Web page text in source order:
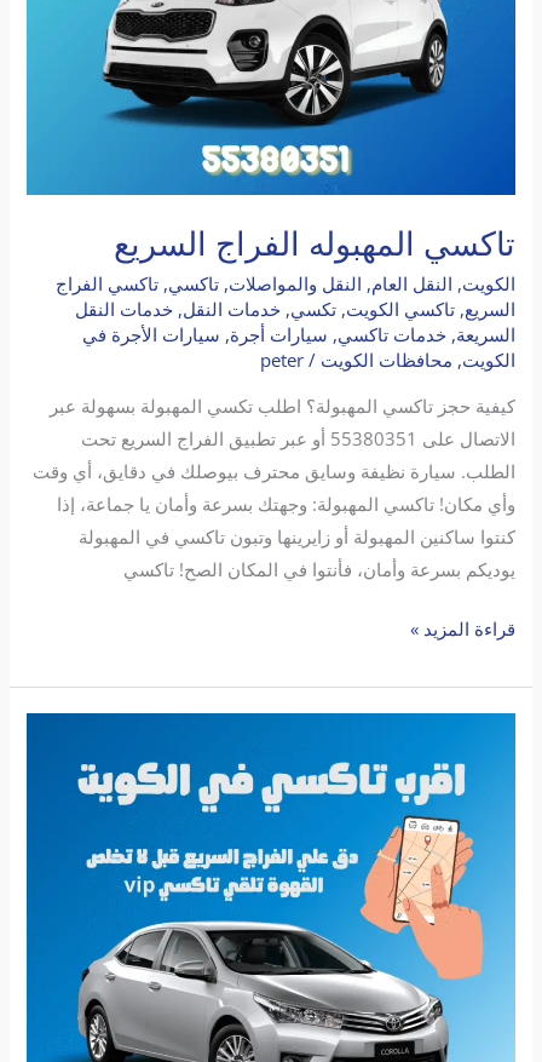
تاكسي المهبوله الفراج السريع
الكويت, النقل العام, النقل والمواصلات,تاكسي,تاكسي الفراج
السريع,تاكسي الكويت,تكسي,خدمات النقل,خدمات النقل
السريعة,خدمات تاكسي, سيارات أجرة, سيارات الأجرة في
الكويت, محافظات الكويت /
peter
كيفية حجز تاكسي المهبولة؟ اطلب تكسي المهبولة بسهولة عبر
الاتصال على 55380351 أو عبر تطبيق الفراج السريع تحت
الطلب. سيارة نظيفة وسايق محترف بيوصلك في دقايق، أي وقت
وأي مكان! تاكسي المهبولة: وجهتك بسرعة وأمان يا جماعة، إذا
كنتوا ساكنين المهبولة أو زايرينها وتبون تاكسي في المهبولة
يوديكم بسرعة وأمان، فأنتوا في المكان الصح! تاكسي
قراءة المزيد »
تاكسي
الكويت:
الشامل
للتنقل